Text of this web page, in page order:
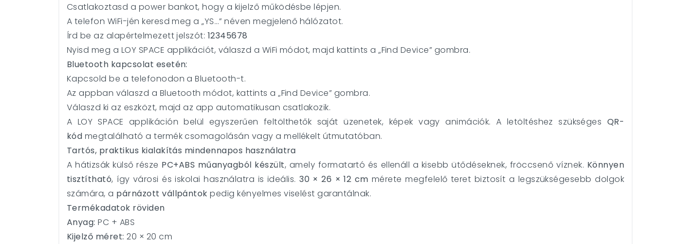
Csatlakoztasd a power bankot, hogy a kijelző működésbe lépjen.
A telefon WiFi-jén keresd meg a „YS…” néven megjelenő hálózatot.
Írd be az alapértelmezett jelszót: 12345678
Nyisd meg a LOY SPACE applikációt, válaszd a WiFi módot, majd kattints a „Find Device” gombra.
Bluetooth kapcsolat esetén:
Kapcsold be a telefonodon a Bluetooth-t.
Az appban válaszd a Bluetooth módot, kattints a „Find Device” gombra.
Válaszd ki az eszközt, majd az app automatikusan csatlakozik.
A LOY SPACE applikáción belül egyszerűen feltölthetők saját üzenetek, képek vagy animációk. A letöltéshez szükséges QR-
kód megtalálható a termék csomagolásán vagy a mellékelt útmutatóban.
Tartós, praktikus kialakítás mindennapos használatra
A hátizsák külső része PC+ABS műanyagból készült, amely formatartó és ellenáll a kisebb ütődéseknek, fröccsenő víznek. Könnyen
tisztítható, így városi és iskolai használatra is ideális.30 × 26 × 12 cm mérete megfelelő teret biztosít a legszükségesebb dolgok
számára, a párnázott vállpántok pedig kényelmes viselést garantálnak.
Termékadatok röviden
Anyag: PC + ABS
Kijelző méret: 20 × 20 cm